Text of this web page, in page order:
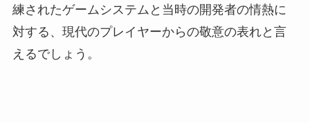
練されたゲームシステムと当時の開発者の情熱に
対する、現代のプレイヤーからの敬意の表れと言
えるでしょう。